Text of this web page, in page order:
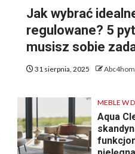
Jak wybrać
regulowane? 5
musisz sobie
31 sierpnia, 2025
MEBLE W
Aqua